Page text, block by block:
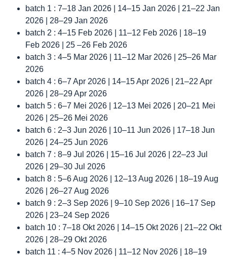
batch 1 : 7–18 Jan 2026 | 14–15 Jan 2026 | 21–22 Jan
2026 | 28–29 Jan 2026
batch 2 : 4–15 Feb 2026 | 11–12 Feb 2026 | 18–19
Feb 2026 | 25 –26 Feb 2026
batch 3 : 4–5 Mar 2026 | 11–12 Mar 2026 | 25–26 Mar
2026
batch 4 : 6–7 Apr 2026 | 14–15 Apr 2026 | 21–22 Apr
2026 | 28–29 Apr 2026
batch 5 : 6–7 Mei 2026 | 12–13 Mei 2026 | 20–21 Mei
2026 | 25–26 Mei 2026
batch 6 : 2–3 Jun 2026 | 10–11 Jun 2026 | 17–18 Jun
2026 | 24–25 Jun 2026
batch 7 : 8–9 Jul 2026 | 15–16 Jul 2026 | 22–23 Jul
2026 | 29–30 Jul 2026
batch 8 : 5–6 Aug 2026 | 12–13 Aug 2026 | 18–19 Aug
2026 | 26–27 Aug 2026
batch 9 : 2–3 Sep 2026 | 9–10 Sep 2026 | 16–17 Sep
2026 | 23–24 Sep 2026
batch 10 : 7–18 Okt 2026 | 14–15 Okt 2026 | 21–22 Okt
2026 | 28–29 Okt 2026
batch 11 : 4–5 Nov 2026 | 11–12 Nov 2026 | 18–19